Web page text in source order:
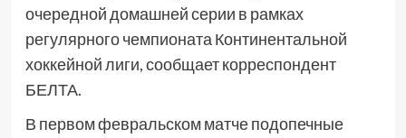
очередной домашней серии в рамках
регулярного чемпионата Континентальной
хоккейной лиги, сообщает корреспондент
БЕЛТА.
В первом февральском матче подопечные